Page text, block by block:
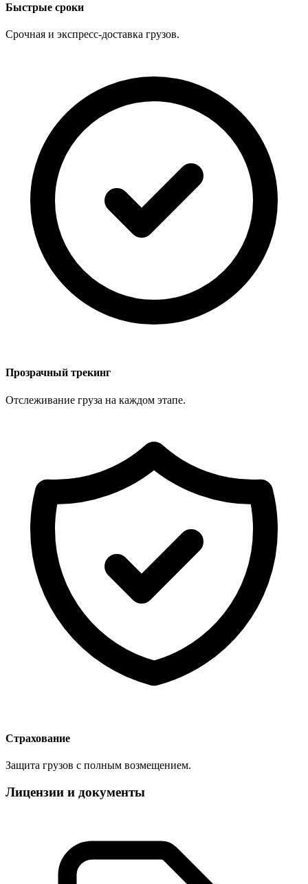
Быстрые сроки
Срочная и экспресс-доставка грузов.
Прозрачный трекинг
Отслеживание груза на каждом этапе.
Страхование
Защита грузов с полным возмещением.
Лицензии и документы